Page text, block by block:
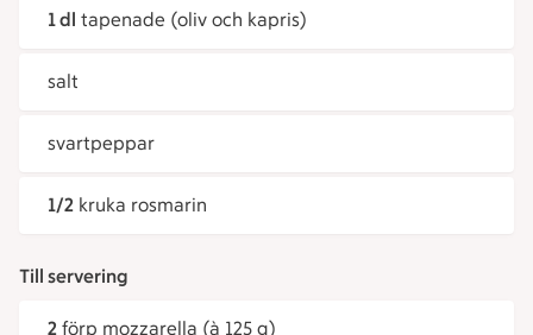
1 dl tapenade (oliv och kapris)
salt
svartpeppar
1/2 kruka rosmarin
Till servering
2 förp mozzarella (à 125 g)